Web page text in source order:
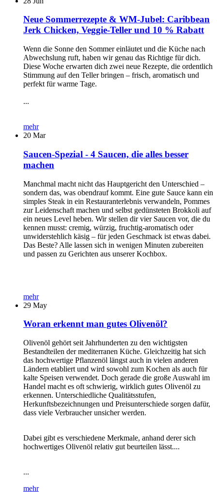
Neue Sommerrezepte & WM-Jubel: Caribbean
Jerk Chicken, Veggie-Teller und 10 % Rabatt
Wenn die Sonne den Sommer einläutet und die Küche nach
Abwechslung ruft, haben wir genau das Richtige für dich.
Diese Woche erwarten dich zwei neue Rezepte, die ordentlich
Stimmung auf den Teller bringen – frisch, aromatisch und
perfekt für warme Tage.
...
mehr
20 Mar
Saucen-Spezial - 4 Saucen, die alles besser
machen
Manchmal macht nicht das Hauptgericht den Unterschied –
sondern das, was obendrauf kommt. Eine gute Sauce kann ein
simples Steak in ein Restauranterlebnis verwandeln, Pommes
zur Leidenschaft machen und selbst gedünsteten Brokkoli auf
ein neues Level heben. Wir stellen dir vier Saucen vor, die du
kennen musst: cremig, würzig, fruchtig-aromatisch oder
unwiderstehlich käsig – für jeden Geschmack ist etwas dabei.
Das Beste? Alle lassen sich in wenigen Minuten zubereiten
und passen zu Gerichten aus unserer Kochbox.
mehr
29 May
Woran erkennt man gutes Olivenöl?
Olivenöl gehört seit Jahrhunderten zu den wichtigsten
Bestandteilen der mediterranen Küche. Gleichzeitig hat sich
das hochwertige Pflanzenöl längst auch in vielen anderen
Ländern etabliert und wird sowohl zum Kochen als auch für
kalte Speisen verwendet. Doch gerade die große Auswahl im
Handel macht es oft schwierig, wirklich gutes Olivenöl zu
erkennen. Unterschiedliche Qualitätsstufen,
Herkunftsbezeichnungen und Preisunterschiede sorgen dafür,
dass viele Verbraucher unsicher werden.
Dabei gibt es verschiedene Merkmale, anhand derer sich
hochwertiges Olivenöl relativ gut beurteilen lässt....
...
mehr